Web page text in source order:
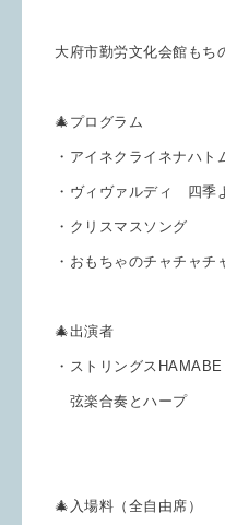
大府市勤労文化会館もち
🎄プログラム
・アイネクライネナハト
・ヴィヴァルディ 四季
・クリスマスソング
・おもちゃのチャチャ
🎄出演者
・ストリングスHAMABE
弦楽合奏とハープ
🎄入場料（全自由席）